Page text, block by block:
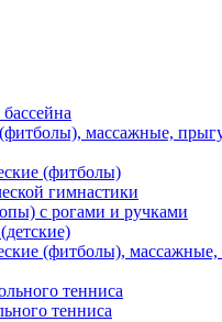
массажные,
(фитболы)
гимнастики
с рогами и ручками
(фитболы),
тенниса
тенниса